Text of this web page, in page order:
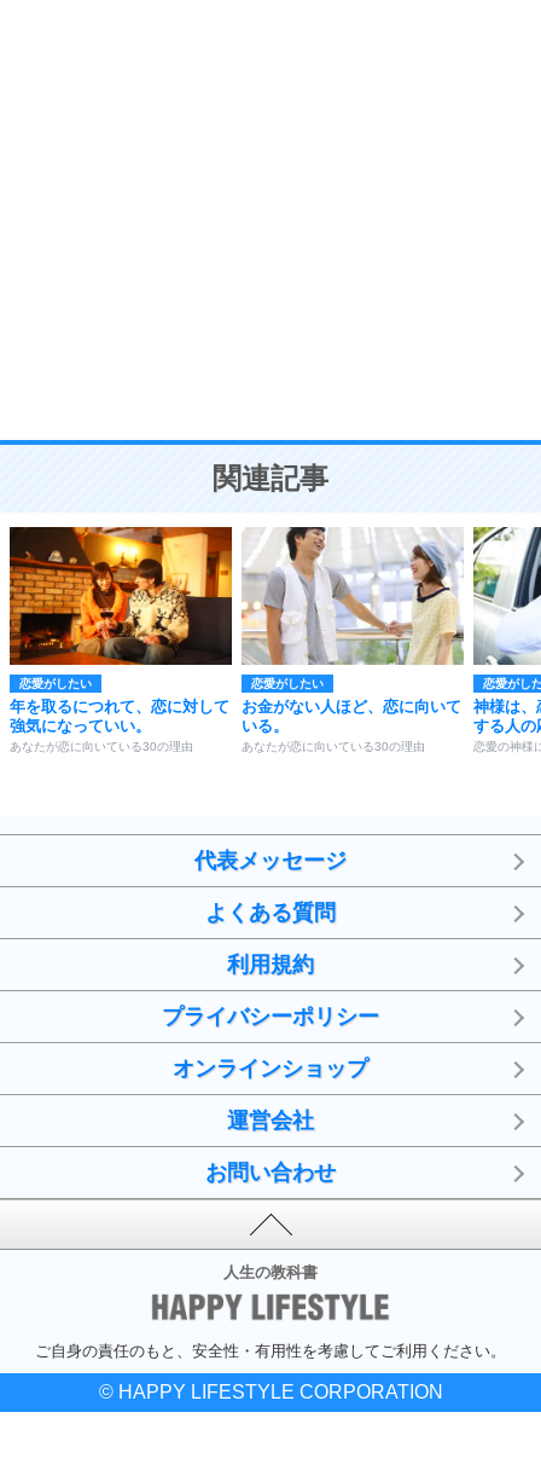
ことが大切。
関連記事
恋愛がしたい
年を取るにつれて、恋に対して
強気になっていい。
あなたが恋に向いている30の理由
恋愛がしたい
お金がない人ほど、恋に向いて
いる。
あなたが恋に向いている30の理由
恋愛がし
神様は、
する人の
恋愛の神様
代表メッセージ
よくある質問
利用規約
プライバシーポリシー
オンラインショップ
運営会社
お問い合わせ
人生の教科書
ご自身の責任のもと、安全性・有用性を考慮してご利用ください。
© HAPPY LIFESTYLE CORPORATION